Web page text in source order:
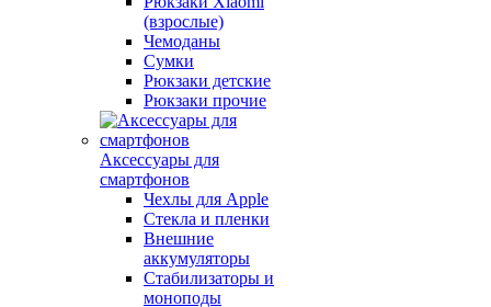
(взрослые)
Чемоданы
Сумки
Рюкзаки детские
Рюкзаки прочие
Аксессуары для
смартфонов
Чехлы для Apple
Стекла и пленки
Внешние
аккумуляторы
Стабилизаторы и
моноподы